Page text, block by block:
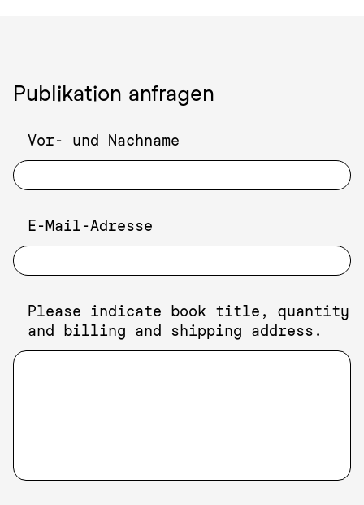
Publikation anfragen
Vor- und Nachname
E-Mail-Adresse
Please indicate book title, quantity
and billing and shipping address.